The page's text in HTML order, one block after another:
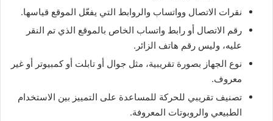
نقرات الاتصال وواتساب والروابط التي يفعّل الموقع قياسها.
رقم الاتصال أو رابط واتساب الخاص بالموقع الذي تم النقر
عليه، وليس رقم هاتف الزائر.
نوع الجهاز بصورة تقريبية، مثل جوال أو تابلت أو كمبيوتر أو غير
معروف.
تصنيف تقريبي للحركة للمساعدة على التمييز بين الاستخدام
الطبيعي والروبوتات المعروفة.